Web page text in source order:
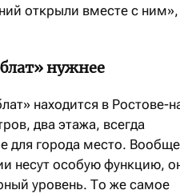
открыли вместе с
нужнее
находится в Ростове-
два этажа, всегда
для города место.
несут особую функцию,
уровень. То же самое